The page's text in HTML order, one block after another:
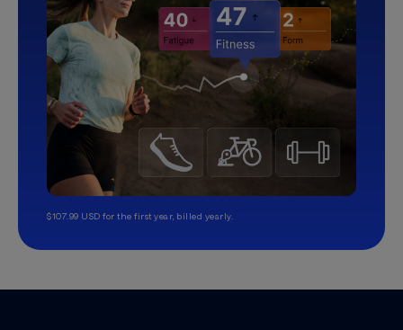
$107.99 USD for the first year, billed yearly.